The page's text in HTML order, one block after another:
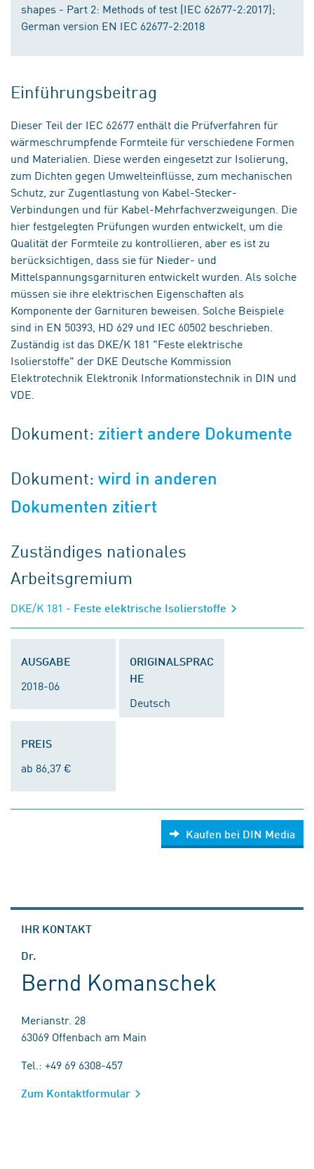
shapes - Part 2: Methods of test (IEC 62677-2:2017);
German version EN IEC 62677-2:2018
Einführungsbeitrag
Dieser Teil der IEC 62677 enthält die Prüfverfahren für
wärmeschrumpfende Formteile für verschiedene Formen
und Materialien. Diese werden eingesetzt zur Isolierung,
zum Dichten gegen Umwelteinflüsse, zum mechanischen
Schutz, zur Zugentlastung von Kabel-Stecker-
Verbindungen und für Kabel-Mehrfachverzweigungen. Die
hier festgelegten Prüfungen wurden entwickelt, um die
Qualität der Formteile zu kontrollieren, aber es ist zu
berücksichtigen, dass sie für Nieder- und
Mittelspannungsgarnituren entwickelt wurden. Als solche
müssen sie ihre elektrischen Eigenschaften als
Komponente der Garnituren beweisen. Solche Beispiele
sind in EN 50393, HD 629 und IEC 60502 beschrieben.
Zuständig ist das DKE/K 181 "Feste elektrische
Isolierstoffe" der DKE Deutsche Kommission
Elektrotechnik Elektronik Informationstechnik in DIN und
VDE.
Dokument: zitiert andere Dokumente
Dokument:wird in anderen
Dokumenten zitiert
Zuständiges nationales
Arbeitsgremium
DKE/K 181 - Feste elektrische Isolierstoffe
AUSGABE
2018-06
ORIGINALSPRAC
HE
Deutsch
PREIS
ab 86,37 €
Kaufen bei DIN Media
IHR KONTAKT
Dr.
Bernd Komanschek
Merianstr. 28
63069 Offenbach am Main
Tel.: +49 69 6308-457
Zum Kontaktformular